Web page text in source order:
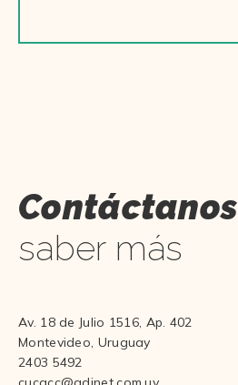
Contáctanos
saber más
Av. 18 de Julio 1516, Ap. 402
Montevideo, Uruguay
2403 5492